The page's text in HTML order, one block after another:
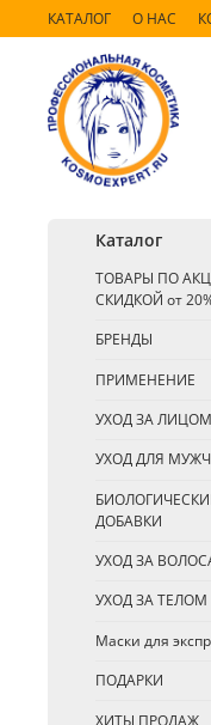
КАТАЛОГ О НАС
Каталог
ТОВАРЫ ПО
СКИДКОЙ от
БРЕНДЫ
ПРИМЕНЕНИЕ
УХОД ЗА ЛИЦОМ
УХОД ДЛЯ
ДОБАВКИ
УХОД ЗА
УХОД ЗА ТЕЛОМ
Маски для
ПОДАРКИ
ХИТЫ ПРОДАЖ